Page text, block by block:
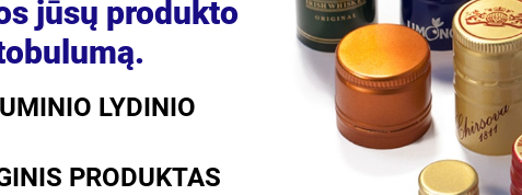
jūsų produkto
LYDINIO
PRODUKTAS